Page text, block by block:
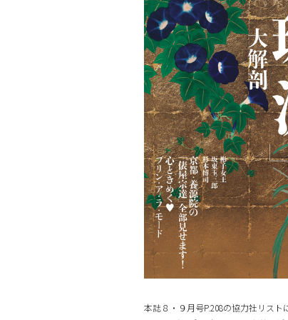
本誌８・９月号P.208の協力社リスト